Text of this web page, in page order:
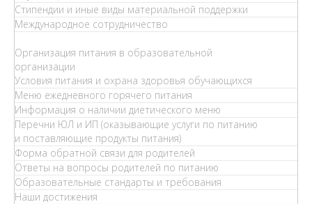
Стипендии и иные виды материальной поддержки
Международное сотрудничество
Организация питания в образовательной
организации
Условия питания и охрана здоровья обучающихся
Меню ежедневного горячего питания
Информация о наличии диетического меню
Перечни ЮЛ и ИП (оказывающие услуги по питанию
и поставляющие продукты питания)
Форма обратной связи для родителей
Ответы на вопросы родителей по питанию
Образовательные стандарты и требования
Наши достижения